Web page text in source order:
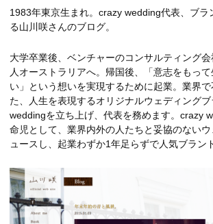
1983年東京生まれ。crazy wedding代表、ブラ
る山川咲さんのブログ。
大学卒業後、ベンチャーのコンサルティング
人オーストラリアへ。帰国後、「意志をもっ
い」という想いを実現するために起業。業界
た、人生を表現するオリジナルウェディング
weddingを立ち上げ、代表を務めます。crazy
命児として、業界内外の人たちと妥協のない
ュースし、起業わずか1年足らずで人気ブラン